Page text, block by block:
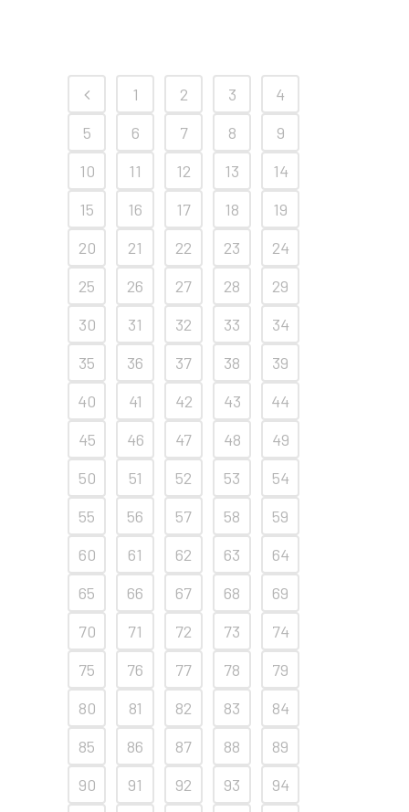
1 2 3
4
5
6 7 8
9
10
11 12 13
14
15
16 17 18
19
20
21 22 23
24
25
26 27 28
29
30
31 32 33
34
35
36 37 38
39
40
41 42 43
44
45
46 47 48
49
50
51 52 53
54
55
56 57 58
59
60
61 62 63
64
65
66 67 68
69
70
71 72 73
74
75
76 77 78
79
80
81 82 83
84
85
86 87 88
89
90
91 92 93
94